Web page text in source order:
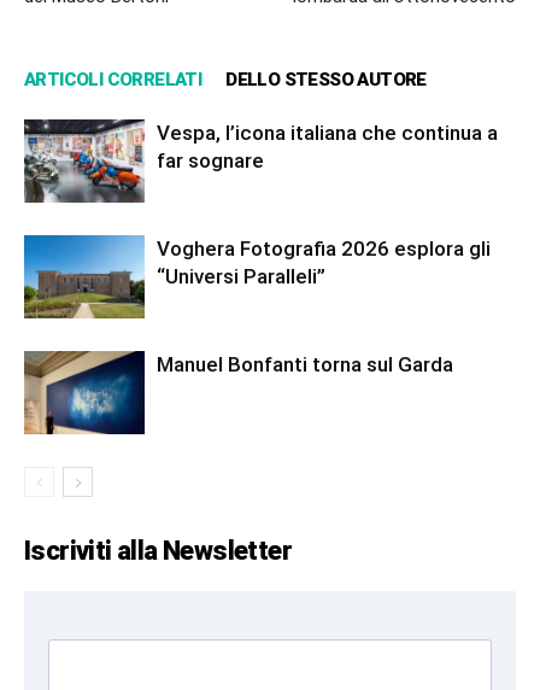
ARTICOLI CORRELATI DELLO STESSO AUTORE
Vespa, l’icona italiana che continua a
far sognare
Voghera Fotografia 2026 esplora gli
“Universi Paralleli”
Manuel Bonfanti torna sul Garda
Iscriviti alla Newsletter